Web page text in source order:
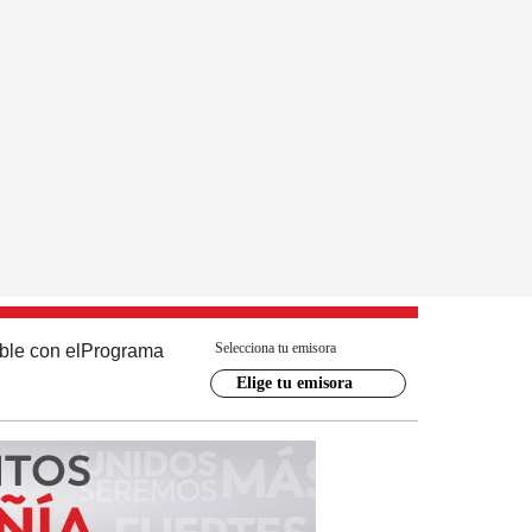
con el Programa Selecciona tu emisora
Elige tu emisora